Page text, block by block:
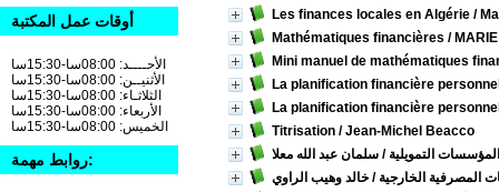
Les finances locales en Algérie /
Mathématiques financières /
Mini manuel de mathématiques
La planification financière
La planification financière
Titrisation / Jean-Michel Beacco
التمويلية / سلمان عبد الله معلا
المصرفية الخارجية / خالد وهيب الراوي
أوقات عمل المكتبة
الأحــــد: 08:00سا-15:30سا
الأثنيــن: 08:00سا-15:30سا
الثلاثـاء: 08:00سا-15:30سا
الأربعاء: 08:00سا-15:30سا
الخميس: 08:00سا-15:30سا
روابط مهمة: